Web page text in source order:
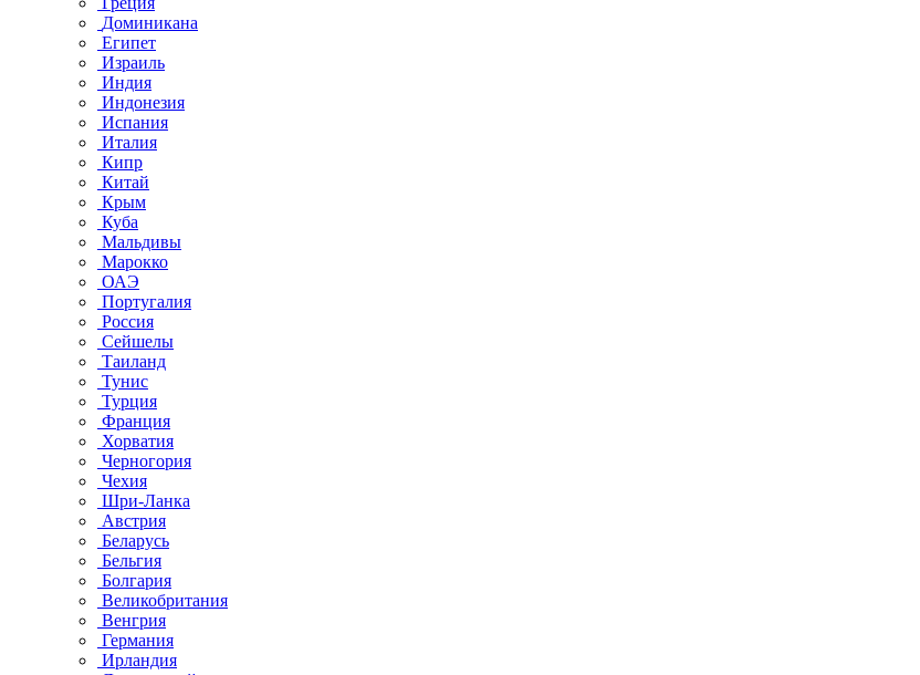
Доминикана
Египет
Израиль
Индия
Индонезия
Испания
Италия
Кипр
Китай
Крым
Куба
Мальдивы
Марокко
ОАЭ
Португалия
Россия
Сейшелы
Таиланд
Тунис
Турция
Франция
Хорватия
Черногория
Чехия
Шри-Ланка
Австрия
Беларусь
Бельгия
Болгария
Великобритания
Венгрия
Германия
Ирландия